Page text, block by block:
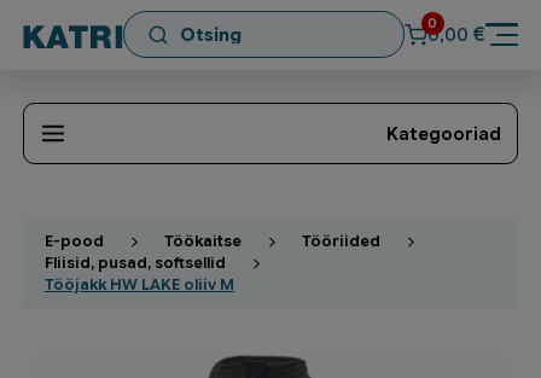
0
0,00 €
Kategooriad
E-pood Töökaitse
Tööriided
Fliisid, pusad, softsellid
Tööjakk HW LAKE oliiv M